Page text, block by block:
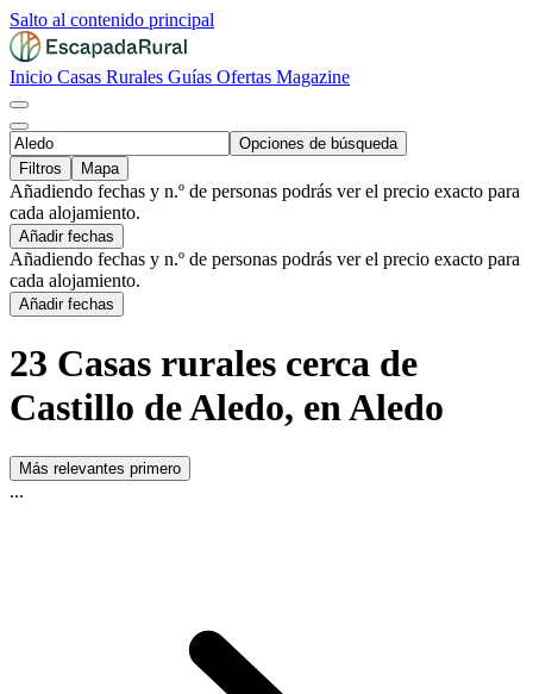
Salto al contenido principal
Inicio Casas Rurales Guías Ofertas Magazine
Opciones de búsqueda
Filtros
Mapa
Añadiendo fechas y n.º de personas podrás ver el precio exacto para
cada alojamiento.
Añadir fechas
Añadiendo fechas y n.º de personas podrás ver el precio exacto para
cada alojamiento.
Añadir fechas
23 Casas rurales cerca de
Castillo de Aledo, en Aledo
Más relevantes primero
...